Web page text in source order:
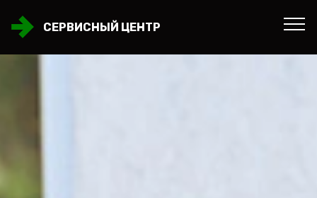
СЕРВИСНЫЙ ЦЕНТР